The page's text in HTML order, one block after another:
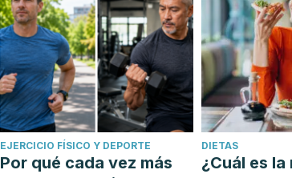
EJERCICIO FÍSICO Y DEPORTE
Por qué cada vez más
DIETAS
¿Cuál es